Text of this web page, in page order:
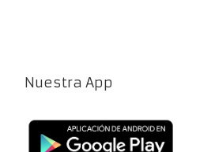
Nuestra App